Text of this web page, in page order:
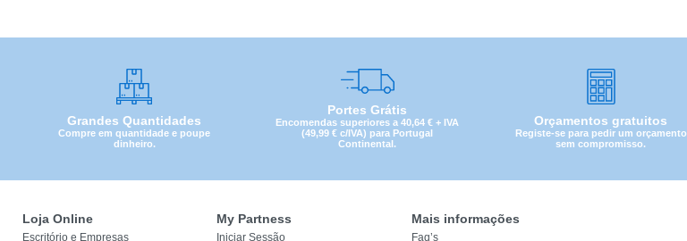
Grandes Quantidades
Compre em quantidade e poupe
dinheiro.
Portes Grátis
Encomendas superiores a 40,64 € + IVA
(49,99 € c/IVA) para Portugal
Continental.
Orçamentos gratuitos
Registe-se para pedir um orçamento
sem compromisso.
Loja Online
Escritório e Empresas
My Partness
Iniciar Sessão
Mais informações
Faq’s